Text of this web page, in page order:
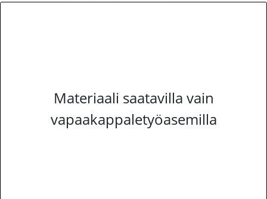
Materiaali saatavilla vain
vapaakappaletyöasemilla